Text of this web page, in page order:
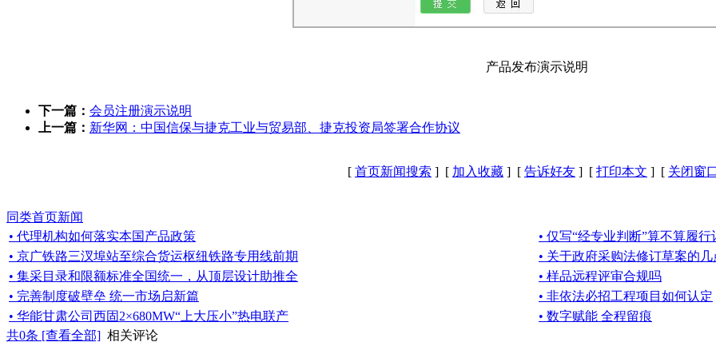
产品发布演示说明
下一篇： 会员注册演示说明
上一篇： 新华网：中国信保与捷克工业与贸易部、捷克投资局签署合作协议
[ 首页新闻搜索 ] [ 加入收藏 ] [ 告诉好友 ] [ 打印本文 ] [ 关闭窗
同类首页新闻
• 代理机构如何落实本国产品政策
• 仅写“经专业判断”算不算履行
• 京广铁路三汊埠站至综合货运枢纽铁路专用线前期
• 关于政府采购法修订草案的
• 集采目录和限额标准全国统一，从顶层设计助推全
• 样品远程评审合规吗
• 完善制度破壁垒 统一市场启新篇
• 非依法必招工程项目如何认定
• 华能甘肃公司西固2×680MW“上大压小”热电联产
• 数字赋能 全程留痕
共0条 [查看全部] 相关评论